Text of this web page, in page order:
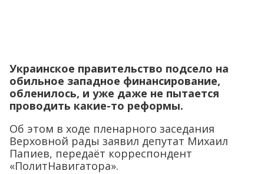
Украинское правительство подсело на
обильное западное финансирование,
обленилось, и уже даже не пытается
проводить какие-то реформы.
Об этом в ходе пленарного заседания
Верховной рады заявил депутат Михаил
Папиев, передаёт корреспондент
«ПолитНавигатора».